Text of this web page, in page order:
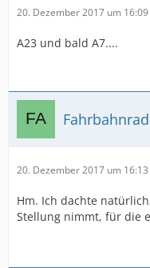
20. Dezember 2017 um 16:09
A23 und bald A7....
20. Dezember 2017 um 16:13
Hm. Ich dachte
Stellung nimmt, für die